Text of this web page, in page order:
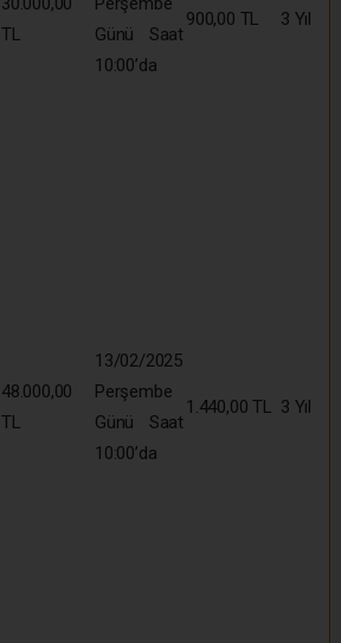
TL
Günü Saat
10:00’da
900,00 TL 3 Yıl
48.000,00
TL
13/02/2025
Perşembe
Günü Saat
10:00’da
1.440,00 TL 3 Yıl